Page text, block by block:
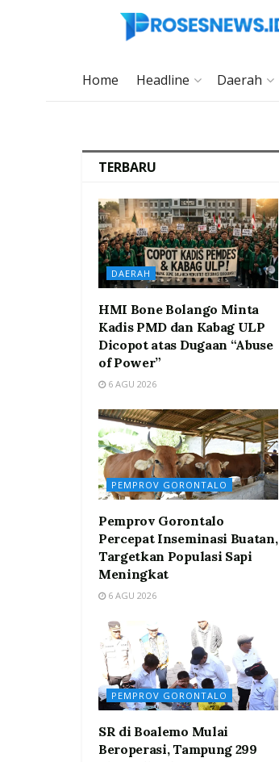
Home Headline Daerah
TERBARU
DAERAH
HMI Bone Bolango Minta
Kadis PMD dan Kabag ULP
Dicopot atas Dugaan “Abuse
of Power”
6 AGU 2026
PEMPROV GORONTALO
Pemprov Gorontalo
Percepat Inseminasi Buatan,
Targetkan Populasi Sapi
Meningkat
6 AGU 2026
PEMPROV GORONTALO
SR di Boalemo Mulai
Beroperasi, Tampung 299